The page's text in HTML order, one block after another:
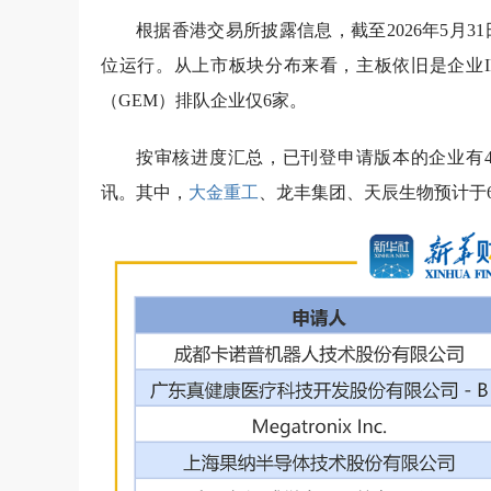
根据香港交易所披露信息，截至2026年5月
位运行。从上市板块分布来看，主板依旧是企
（GEM）排队企业仅6家。
按审核进度汇总，已刊登申请版本的企业
讯。其中， 大金重工 、龙丰集团、天辰生物预计